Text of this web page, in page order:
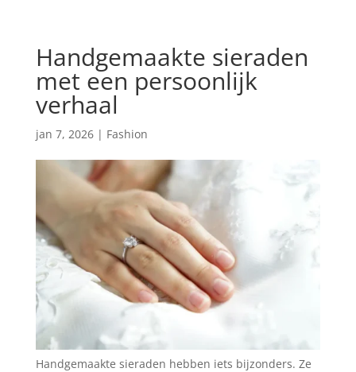
Handgemaakte sieraden
met een persoonlijk
verhaal
jan 7, 2026| Fashion
Handgemaakte sieraden hebben iets bijzonders. Ze